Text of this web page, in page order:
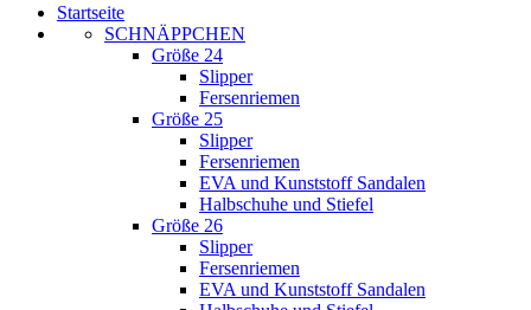
Startseite
SCHNÄPPCHEN
Größe 24
Slipper
Fersenriemen
Größe 25
Slipper
Fersenriemen
EVA und Kunststoff Sandalen
Halbschuhe und Stiefel
Größe 26
Slipper
Fersenriemen
EVA und Kunststoff Sandalen